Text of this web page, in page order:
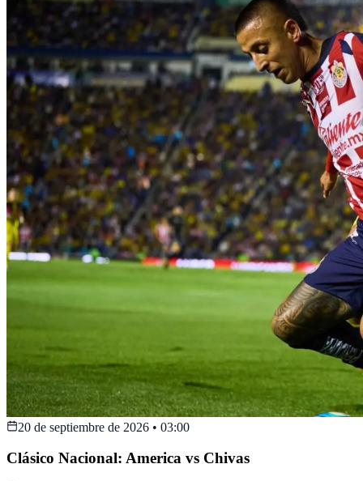
20 de septiembre de 2026 • 03:00
Clásico Nacional: America vs Chivas